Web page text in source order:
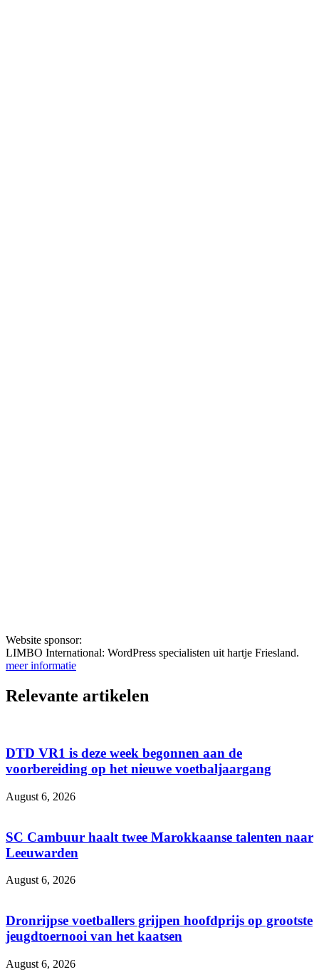
Website sponsor:
LIMBO International: WordPress specialisten uit hartje Friesland.
meer informatie
Relevante artikelen
DTD VR1 is deze week begonnen aan de
voorbereiding op het nieuwe voetbaljaargang
August 6, 2026
SC Cambuur haalt twee Marokkaanse talenten naar
Leeuwarden
August 6, 2026
Dronrijpse voetballers grijpen hoofdprijs op grootste
jeugdtoernooi van het kaatsen
August 6, 2026